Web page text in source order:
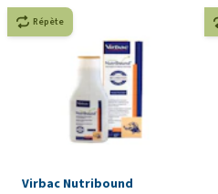
Répète
Virbac Nutribound